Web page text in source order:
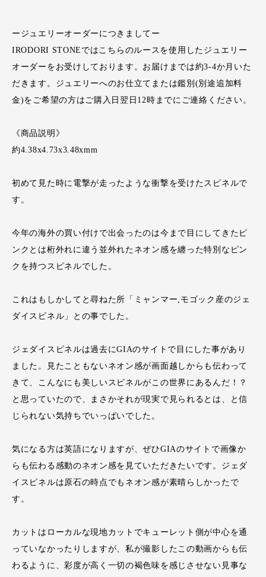
ージュエリーオーダーにつきましてー
IRODORI STONEではこちらのルースを使用したジュエリー
オーダーをお受けしております。お届けまでは約3-4か月いた
だきます。ジュエリーへのお仕立てまたは鑑別(別途追加料
金)をご希望の方はご購入日翌日12時までにご連絡ください。
《商品説明》
約4.38x4.73x3.48xmm
初めて見た時に電撃が走ったような衝撃を受けたスピネルで
す。
今年の海外の買い付けで出会ったのは今まで目にしてきたピ
ンクとは桁外れに違う並外れたネオン感を纏った特別なピン
クを持つスピネルでした。
これはもしかしてと尋ねた所「ミャンマー,モゴック産のジェ
ダイスピネル」との事でした。
ジェダイスピネルは過去にGIAのサイトで目にした事があり
ました。見たこともないネオン感が画面越しからも伝わって
きて、こんなにも美しいスピネルがこの世界にあるんだ！？
と思っていたので、まさかそれが現実で見られるとは、と信
じられない気持ちでいっぱいでした。
気になる方は英語になりますが、ぜひGIAのサイトで画像か
らも伝わる感動のネオン感を見ていただきたいです。ジェダ
イスピネルは原石の時点でもネオン感が素晴らしかったで
す。
カットはローカルな現地カットでキューレット側が中心を通
っていなかったりしますが、私が撮影したこの動画からも伝
わるように、彩度が高く一切の褐色味を感じさせない見事な